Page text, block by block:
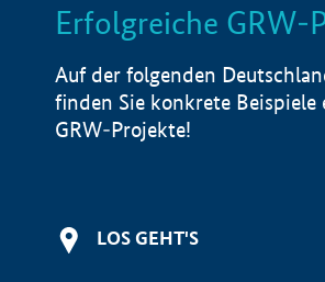
LISTE
Erfolgreiche GRW-
Auf der folgenden
finden Sie konkrete Beispiele
GRW-Projekte!
LOS GEHT'S